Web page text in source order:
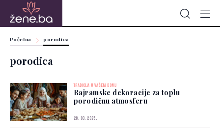
Početna porodica
porodica
TRADICIJA U VAŠEM DOMU
Bajramske dekoracije za toplu
porodičnu atmosferu
28. 03. 2025.